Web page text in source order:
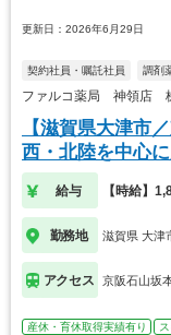
更新日：2026年6月29日
契約社員・嘱託社員 調剤
ファルコ薬局 神領店
【滋賀県大津市
西・北陸を中心
募集
給与 【時給】
勤務地 滋賀県 大津
アクセス 京阪石山坂
産休・育休取得実績有り